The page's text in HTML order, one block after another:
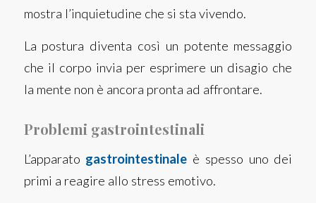
mostra l’inquietudine che si sta vivendo.
La postura diventa così un potente messaggio
che il corpo invia per esprimere un disagio che
la mente non è ancora pronta ad affrontare.
Problemi gastrointestinali
L’apparato gastrointestinale è spesso uno dei
primi a reagire allo stress emotivo.